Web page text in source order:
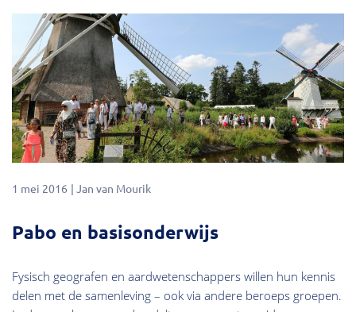
1 mei 2016 Jan van Mourik
Pabo en basisonderwijs
Fysisch geografen en aardwetenschappers willen hun kennis
delen met de samenleving – ook via andere beroeps groepen.